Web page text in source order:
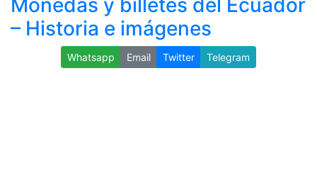
Monedas y billetes del Ecuador
– Historia e imágenes
Whatsapp Email Twitter Telegram